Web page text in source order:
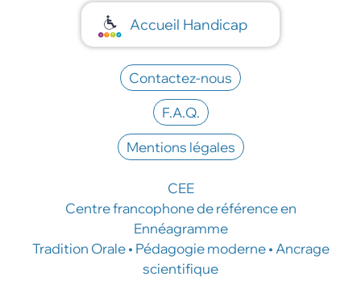
Accueil Handicap
Contactez-nous
F.A.Q.
Mentions légales
CEE
Centre francophone de référence en
Ennéagramme
Tradition Orale • Pédagogie moderne • Ancrage
scientifique